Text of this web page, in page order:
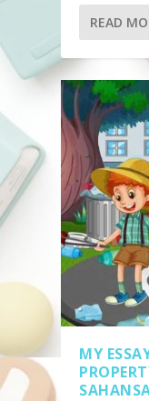
READ
MY